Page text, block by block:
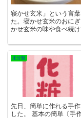
寝かせ玄米」という言
た。寝かせ玄米のおに
かせ玄米の味や食べ続
未分類
先日、簡単に作れる手
した。 基本の簡単〔手作り化粧水〕作り方、敏感肌や節約にも！所